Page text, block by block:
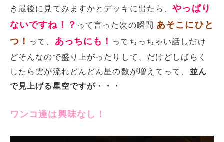
き最後に見てみますかとデッキに出たら、やっぱり
ないですね！？ って言った次の瞬間 あそこにひと
つ！ って、 あっちにも！ ってちっちゃい話しだけ
どそんなので盛り上がったりして、だけどしばらく
したら雲が流れどんどん星の数が増えてって、 並ん
で見上げる星空ですが・・・
ワンコ達は興味なし！